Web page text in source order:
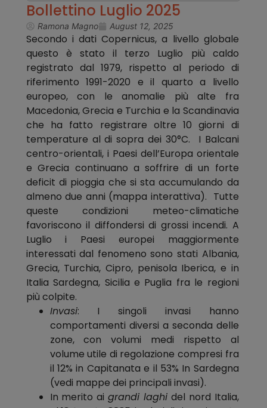
Bollettino Luglio 2025
Ramona Magno August 12, 2025
Secondo i dati Copernicus, a livello globale
questo è stato il terzo Luglio più caldo
registrato dal 1979, rispetto al periodo di
riferimento 1991-2020 e il quarto a livello
europeo, con le anomalie più alte fra
Macedonia, Grecia e Turchia e la Scandinavia
che ha fatto registrare oltre 10 giorni di
temperature al di sopra dei 30°C. I Balcani
centro-orientali, i Paesi dell’Europa orientale
e Grecia continuano a soffrire di un forte
deficit di pioggia che si sta accumulando da
almeno due anni (mappa interattiva). Tutte
queste condizioni meteo-climatiche
favoriscono il diffondersi di grossi incendi. A
Luglio i Paesi europei maggiormente
interessati dal fenomeno sono stati Albania,
Grecia, Turchia, Cipro, penisola Iberica, e in
Italia Sardegna, Sicilia e Puglia fra le regioni
più colpite.
Invasi: I singoli invasi hanno
comportamenti diversi a seconda delle
zone, con volumi medi rispetto al
volume utile di regolazione compresi fra
il 12% in Capitanata e il 53% In Sardegna
(vedi mappe dei principali invasi).
In merito ai grandi laghidel nord Italia,